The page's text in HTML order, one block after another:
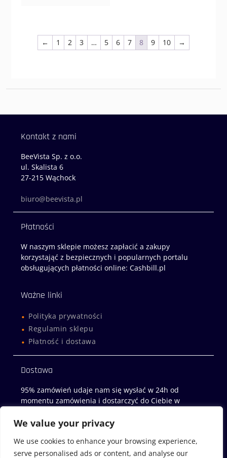
We value your privacy
We use cookies to enhance your browsing experience,
serve personalised ads or content, and analyse our
← 1 2 3 … 5 6 7 8 9 10 →
Kontakt z nami
BeeVista Sp. z o.o.
ul. Skalista 6
27-215 Wąchock
biuro@beevista.pl
Płatności
W naszym sklepie możesz zapłacić a zakupy
korzystająć z bezpiecznych i popularnych portalu
obsługujących płatności online: Cashbill.pl
Ważne linki
Polityka prywatności
Regulamin sklepu
Płatność i dostawa
Dostawa
95% zamówień udaje nam się wysłać w 24h od
momentu zamówienia i dostarczyć do Ciebie w
Sklep z miodami